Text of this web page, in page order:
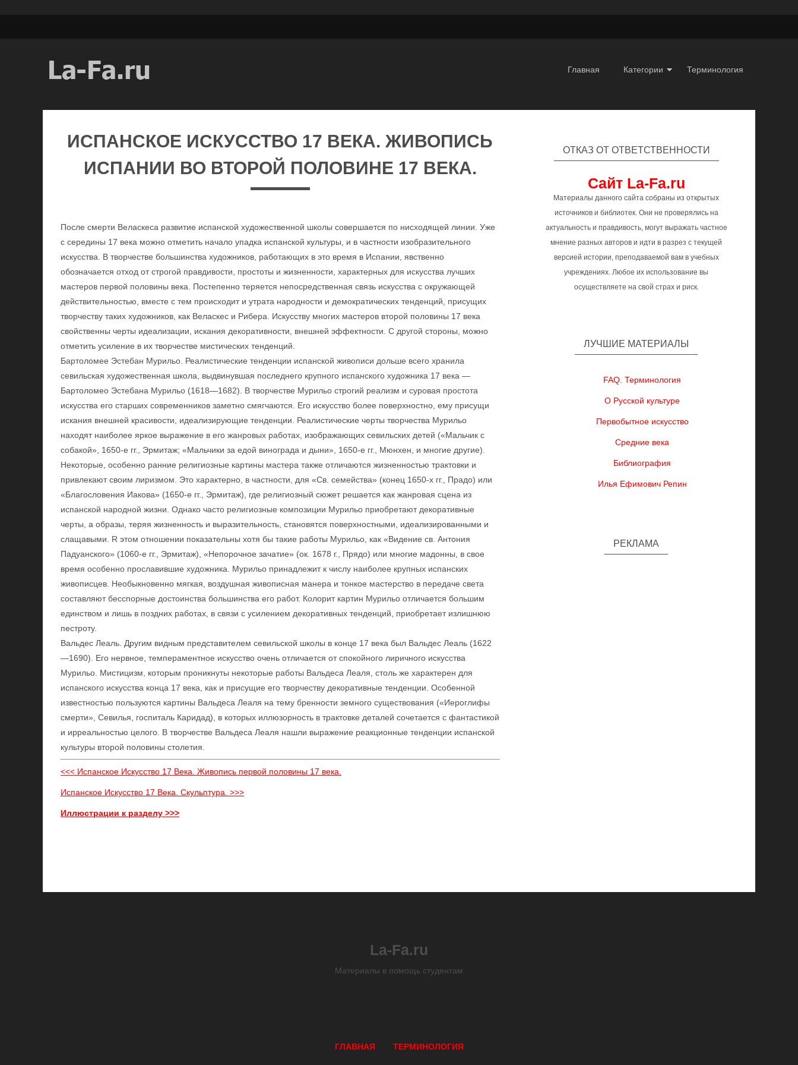
Главная Категории Терминология
ИСПАНСКОЕ ИСКУССТВО 17 ВЕКА. ЖИВОПИСЬ
ИСПАНИИ ВО ВТОРОЙ ПОЛОВИНЕ 17 ВЕКА.
После смерти Веласкеса развитие испанской художественной школы совершается по нисходящей линии. Уже
с середины 17 века можно отметить начало упадка испанской культуры, и в частности изобразительного
искусства. В творчестве большинства художников, работающих в это время в Испании, явственно
обозначается отход от строгой правдивости, простоты и жизненности, характерных для искусства лучших
мастеров первой половины века. Постепенно теряется непосредственная связь искусства с окружающей
действительностью, вместе с тем происходит и утрата народности и демократических тенденций, присущих
творчеству таких художников, как Веласкес и Рибера. Искусству многих мастеров второй половины 17 века
свойственны черты идеализации, искания декоративности, внешней эффектности. С другой стороны, можно
отметить усиление в их творчестве мистических тенденций.
Бартоломее Эстебан Мурильо. Реалистические тенденции испанской живописи дольше всего хранила
севильская художественная школа, выдвинувшая последнего крупного испанского художника 17 века —
Бартоломео Эстебана Мурильо (1618—1682). В творчестве Мурильо строгий реализм и суровая простота
искусства его старших современников заметно смягчаются. Его искусство более поверхностно, ему присущи
искания внешней красивости, идеализирующие тенденции. Реалистические черты творчества Мурильо
находят наиболее яркое выражение в его жанровых работах, изображающих севильских детей («Мальчик с
собакой», 1650-е гг., Эрмитаж; «Мальчики за едой винограда и дыни», 1650-е гг., Мюнхен, и многие другие).
Некоторые, особенно ранние религиозные картины мастера также отличаются жизненностью трактовки и
привлекают своим лиризмом. Это характерно, в частности, для «Св. семейства» (конец 1650-х гг., Прадо) или
«Благословения Иакова» (1650-е гг., Эрмитаж), где религиозный сюжет решается как жанровая сцена из
испанской народной жизни. Однако часто религиозные композиции Мурильо приобретают декоративные
черты, а образы, теряя жизненность и выразительность, становятся поверхностными, идеализированными и
слащавыми. R этом отношении показательны хотя бы такие работы Мурильо, как «Видение св. Антония
Падуанского» (1060-е гг., Эрмитаж), «Непорочное зачатие» (ок. 1678 г., Прядо) или многие мадонны, в свое
время особенно прославившие художника. Мурильо принадлежит к числу наиболее крупных испанских
живописцев. Необыкновенно мягкая, воздушная живописная манера и тонкое мастерство в передаче света
составляют бесспорные достоинства большинства его работ. Колорит картин Мурильо отличается большим
единством и лишь в поздних работах, в связи с усилением декоративных тенденций, приобретает излишнюю
пестроту.
Вальдес Леаль. Другим видным представителем севильской школы в конце 17 века был Вальдес Леаль (1622
—1690). Его нервное, темпераментное искусство очень отличается от спокойного лиричного искусства
Мурильо. Мистицизм, которым проникнуты некоторые работы Вальдеса Леаля, столь же характерен для
испанского искусства конца 17 века, как и присущие его творчеству декоративные тенденции. Особенной
известностью пользуются картины Вальдеса Леаля на тему бренности земного существования («Иероглифы
смерти», Севилья, госпиталь Каридад), в которых иллюзорность в трактовке деталей сочетается с фантастикой
и ирреальностью целого. В творчестве Вальдеса Леаля нашли выражение реакционные тенденции испанской
культуры второй половины столетия.
<<< Испанское Искусство 17 Века. Живопись первой половины 17 века.
Испанское Искусство 17 Века. Скульптура. >>>
Иллюстрации к разделу >>>
ОТКАЗ ОТ ОТВЕТСТВЕННОСТИ
Сайт La-Fa.ru
Материалы данного сайта собраны из открытых
источников и библиотек. Они не проверялись на
актуальность и правдивость, могут выражать частное
мнение разных авторов и идти в разрез с текущей
версией истории, преподаваемой вам в учебных
учреждениях. Любое их использование вы
осуществляете на свой страх и риск.
ЛУЧШИЕ МАТЕРИАЛЫ
FAQ. Терминология
О Русской культуре
Первобытное искусство
Средние века
Библиография
Илья Ефимович Репин
РЕКЛАМА
La-Fa.ru
Материалы в помощь студентам
ГЛАВНАЯ ТЕРМИНОЛОГИЯ